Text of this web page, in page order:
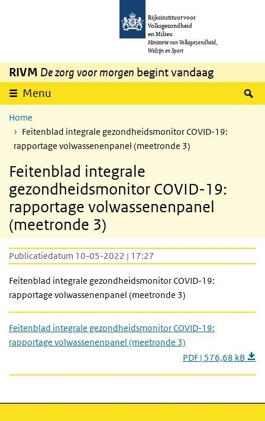
Overslaan en naar de inhoud gaan
Rijksinstituut voor
Volksgezondheid
en Milieu
Ministerie van Volksgezondheid,
Welzijn en Sport
RIVM De zorg voor morgen begint vandaag
Menu
Home
Feitenblad integrale gezondheidsmonitor COVID-19:
rapportage volwassenenpanel (meetronde 3)
Feitenblad integrale
gezondheidsmonitor COVID-19:
rapportage volwassenenpanel
(meetronde 3)
Publicatiedatum 10-05-2022 | 17:27
Feitenblad integrale gezondheidsmonitor COVID-19:
rapportage volwassenenpanel (meetronde 3)
Feitenblad integrale gezondheidsmonitor COVID-19:
rapportage volwassenenpanel (meetronde 3)
PDF | 576,68 kB